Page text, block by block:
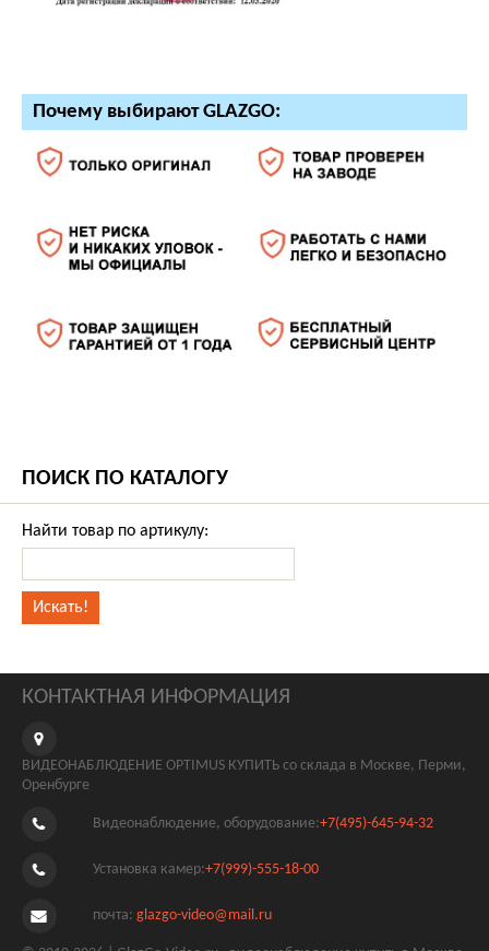
Почему выбирают GLAZGO:
ПОИСК ПО КАТАЛОГУ
Найти товар по артикулу:
КОНТАКТНАЯ ИНФОРМАЦИЯ
ВИДЕОНАБЛЮДЕНИЕ OPTIMUS КУПИТЬ со склада в Москве, Перми,
Оренбурге
Видеонаблюдение, оборудование:+7(495)-645-94-32
Установка камер:+7(999)-555-18-00
почта: glazgo-video@mail.ru